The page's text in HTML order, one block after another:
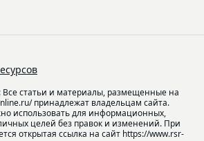
Все статьи и материалы, размещенные на
принадлежат владельцам сайта.
использовать для информационных,
целей без правок и изменений. При
открытая ссылка на сайт https://www.rsr-